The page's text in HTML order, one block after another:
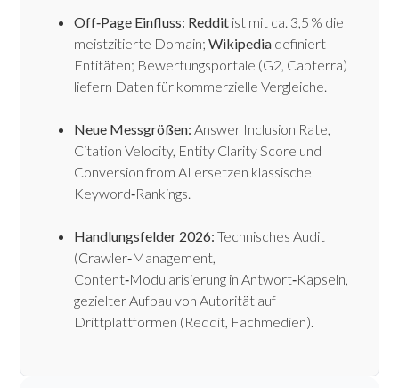
Off‑Page Einfluss: Reddit ist mit ca. 3,5 % die
meistzitierte Domain;Wikipedia definiert
Entitäten; Bewertungsportale (G2, Capterra)
liefern Daten für kommerzielle Vergleiche.
Neue Messgrößen: Answer Inclusion Rate,
Citation Velocity, Entity Clarity Score und
Conversion from AI ersetzen klassische
Keyword‑Rankings.
Handlungsfelder 2026: Technisches Audit
(Crawler‑Management,
Content‑Modularisierung in Antwort‑Kapseln,
gezielter Aufbau von Autorität auf
Drittplattformen (Reddit, Fachmedien).